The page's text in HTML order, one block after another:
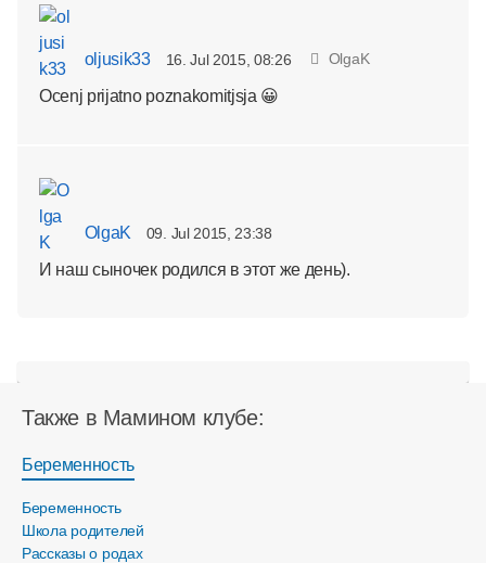
oljusik33 16. Jul 2015, 08:26 OlgaK
Ocenj prijatno poznakomitjsja 😀
OlgaK 09. Jul 2015, 23:38
И наш сыночек родился в этот же день).
Также в Мамином клубе:
Беременность
Беременность
Школа родителей
Рассказы о родах